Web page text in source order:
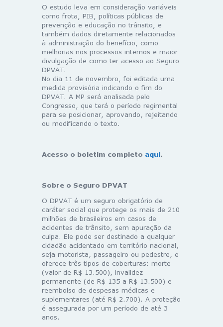
O estudo leva em consideração variáveis
como frota, PIB, políticas públicas de
prevenção e educação no trânsito, e
também dados diretamente relacionados
à administração do benefício, como
melhorias nos processos internos e maior
divulgação de como ter acesso ao Seguro
DPVAT.
No dia 11 de novembro, foi editada uma
medida provisória indicando o fim do
DPVAT. A MP será analisada pelo
Congresso, que terá o período regimental
para se posicionar, aprovando, rejeitando
ou modificando o texto.
Acesso o boletim completo aqui.
Sobre o Seguro DPVAT
O DPVAT é um seguro obrigatório de
caráter social que protege os mais de 210
milhões de brasileiros em casos de
acidentes de trânsito, sem apuração da
culpa. Ele pode ser destinado a qualquer
cidadão acidentado em território nacional,
seja motorista, passageiro ou pedestre, e
oferece três tipos de coberturas: morte
(valor de R$ 13.500), invalidez
permanente (de R$ 135 a R$ 13.500) e
reembolso de despesas médicas e
suplementares (até R$ 2.700). A proteção
é assegurada por um período de até 3
anos.